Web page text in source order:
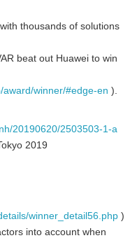
thousands of solutions
beat out Huawei to win
award/winner/#edge-en ).
20190620/2503503-1-a
2019
winner_detail56.php )
into account when